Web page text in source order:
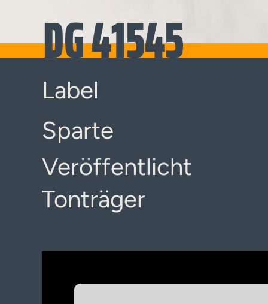
DG 41545
Label
Sparte
Veröffentlicht
Tonträger